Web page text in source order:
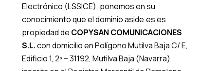
Electrónico (LSSICE), ponemos en su
conocimiento que el dominio aside.es es
propiedad de COPYSAN COMUNICACIONES
S.L.con domicilio enPolígono Mutilva Baja C/ E,
Edificio 1, 2º – 31192, Mutilva Baja (Navarra),